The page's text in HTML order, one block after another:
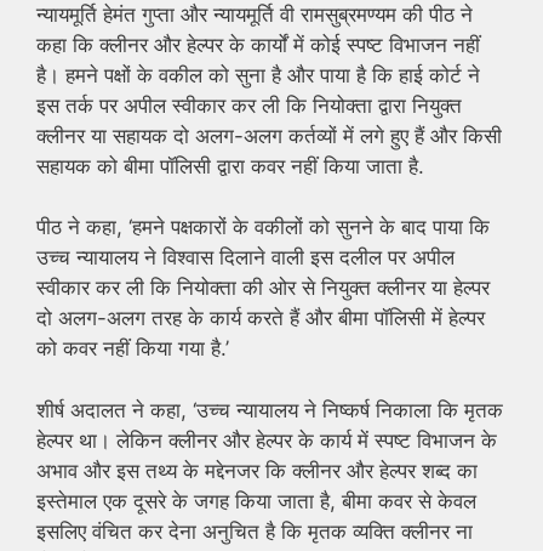
न्यायमूर्ति हेमंत गुप्ता और न्यायमूर्ति वी रामसुब्रमण्यम की पीठ ने
कहा कि क्लीनर और हेल्पर के कार्यों में कोई स्पष्ट विभाजन नहीं
है। हमने पक्षों के वकील को सुना है और पाया है कि हाई कोर्ट ने
इस तर्क पर अपील स्वीकार कर ली कि नियोक्ता द्वारा नियुक्त
क्लीनर या सहायक दो अलग-अलग कर्तव्यों में लगे हुए हैं और किसी
सहायक को बीमा पॉलिसी द्वारा कवर नहीं किया जाता है.
पीठ ने कहा, ‘हमने पक्षकारों के वकीलों को सुनने के बाद पाया कि
उच्च न्यायालय ने विश्वास दिलाने वाली इस दलील पर अपील
स्वीकार कर ली कि नियोक्ता की ओर से नियुक्त क्लीनर या हेल्पर
दो अलग-अलग तरह के कार्य करते हैं और बीमा पॉलिसी में हेल्पर
को कवर नहीं किया गया है.’
शीर्ष अदालत ने कहा, ‘उच्च न्यायालय ने निष्कर्ष निकाला कि मृतक
हेल्पर था। लेकिन क्लीनर और हेल्पर के कार्य में स्पष्ट विभाजन के
अभाव और इस तथ्य के मद्देनजर कि क्लीनर और हेल्पर शब्द का
इस्तेमाल एक दूसरे के जगह किया जाता है, बीमा कवर से केवल
इसलिए वंचित कर देना अनुचित है कि मृतक व्यक्ति क्लीनर ना